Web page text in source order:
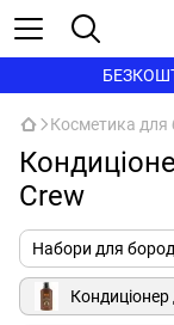
Косметика для
Crew
Набори для